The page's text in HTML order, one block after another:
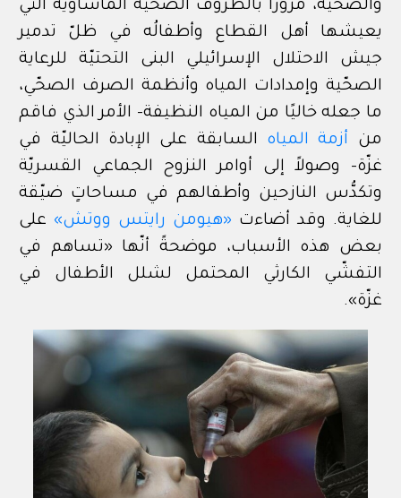
والصحيّة، مرورًا بالظروف الصحيّة المأساويّة التي
يعيشها أهل القطاع وأطفالُه في ظلّ تدمير
جيش الاحتلال الإسرائيلي البنى التحتيّة للرعاية
الصحّية وإمدادات المياه وأنظمة الصرف الصحّي،
ما جعله خاليًا من المياه النظيفة- الأمر الذي فاقم
من
أزمة المياه السابقة على الإبادة الحاليّة في
غزّة- وصولاً إلى أوامر النزوح الجماعي القسريّة
وتكدُّس النازحين وأطفالهم في مساحاتٍ ضيّقة
للغاية. وقد أضاءت «هيومن رايتس ووتش» على
بعض هذه الأسباب، موضحةً أنّها «تساهم في
التفشّي الكارثي المحتمل لشلل الأطفال في
غزّة».